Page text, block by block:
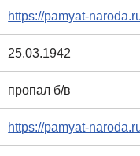
https://pamyat-
25.03.1942
пропал б/в
https://pamyat-